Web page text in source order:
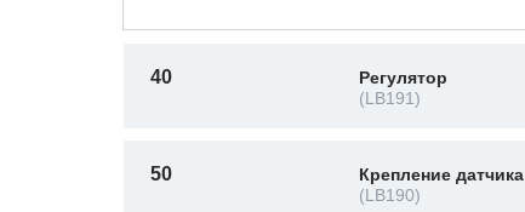
40
Регулятор
(LB191)
50
Крепление датчика
(LB190)